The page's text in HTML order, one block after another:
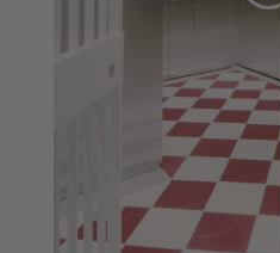
Technologien